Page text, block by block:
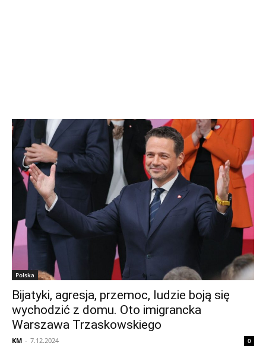
Polska
Bijatyki, agresja, przemoc, ludzie boją się
wychodzić z domu. Oto imigrancka
Warszawa Trzaskowskiego
KM - 7.12.2024 0